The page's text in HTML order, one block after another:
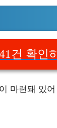
건 확인
마련돼 있